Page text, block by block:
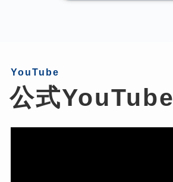
YouTube
公式YouTube